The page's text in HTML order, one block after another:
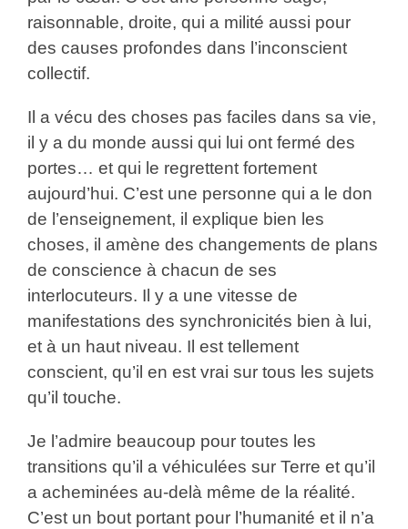
raisonnable, droite, qui a milité aussi pour
des causes profondes dans l’inconscient
collectif.
Il a vécu des choses pas faciles dans sa vie,
il y a du monde aussi qui lui ont fermé des
portes… et qui le regrettent fortement
aujourd’hui. C’est une personne qui a le don
de l’enseignement, il explique bien les
choses, il amène des changements de plans
de conscience à chacun de ses
interlocuteurs. Il y a une vitesse de
manifestations des synchronicités bien à lui,
et à un haut niveau. Il est tellement
conscient, qu’il en est vrai sur tous les sujets
qu’il touche.
Je l’admire beaucoup pour toutes les
transitions qu’il a véhiculées sur Terre et qu’il
a acheminées au-delà même de la réalité.
C’est un bout portant pour l’humanité et il n’a